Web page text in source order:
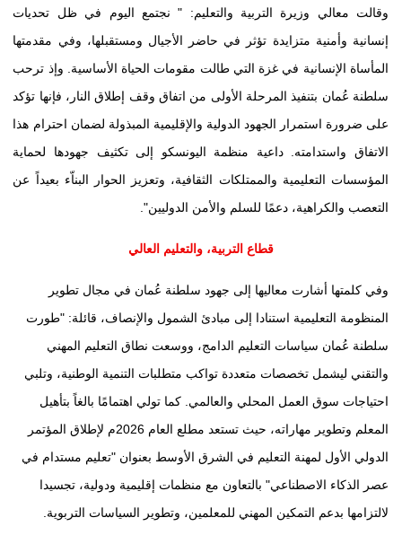
وقالت معالي وزيرة التربية والتعليم: " نجتمع اليوم في ظل تحديات
إنسانية وأمنية متزايدة تؤثر في حاضر الأجيال ومستقبلها، وفي مقدمتها
المأساة الإنسانية في غزة التي طالت مقومات الحياة الأساسية. وإذ ترحب
سلطنة عُمان بتنفيذ المرحلة الأولى من اتفاق وقف إطلاق النار، فإنها تؤكد
على ضرورة استمرار الجهود الدولية والإقليمية المبذولة لضمان احترام هذا
الاتفاق واستدامته. داعية منظمة اليونسكو إلى تكثيف جهودها لحماية
المؤسسات التعليمية والممتلكات الثقافية، وتعزيز الحوار البناّء بعيداً عن
التعصب والكراهية، دعمًا للسلم والأمن الدوليين".
قطاع التربية، والتعليم العالي
وفي كلمتها أشارت معاليها إلى جهود سلطنة عُمان في مجال تطوير
المنظومة التعليمية استنادا إلى مبادئ الشمول والإنصاف، قائلة: "طورت
سلطنة عُمان سياسات التعليم الدامج، ووسعت نطاق التعليم المهني
والتقني ليشمل تخصصات متعددة تواكب متطلبات التنمية الوطنية، وتلبي
احتياجات سوق العمل المحلي والعالمي. كما تولي اهتمامًا بالغاً بتأهيل
المعلم وتطوير مهاراته، حيث تستعد مطلع العام 2026م لإطلاق المؤتمر
الدولي الأول لمهنة التعليم في الشرق الأوسط بعنوان "تعليم مستدام في
عصر الذكاء الاصطناعي" بالتعاون مع منظمات إقليمية ودولية، تجسيدا
لالتزامها بدعم التمكين المهني للمعلمين، وتطوير السياسات التربوية.